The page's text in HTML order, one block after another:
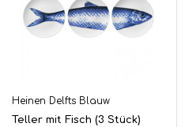
Heinen Delfts Blauw
Teller mit Fisch (3 Stück)